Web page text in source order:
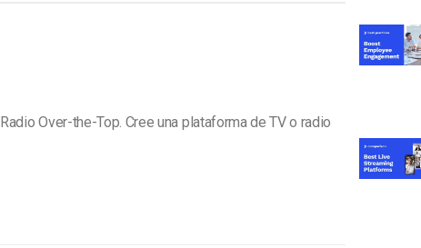
Radio Over-the-Top. Cree una plataforma de TV o radio